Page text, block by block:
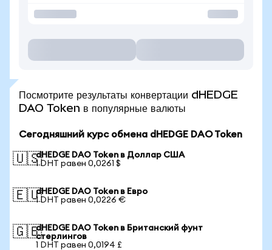
Посмотрите результаты конвертации dHEDGE
DAO Token в популярные валюты
Сегодняшний курс обмена dHEDGE DAO Token
🇺🇸dHEDGE DAO Token в Доллар США
1 DHT равен 0,0261 $
🇪🇺dHEDGE DAO Token в Евро
1 DHT равен 0,0226 €
🇬🇧dHEDGE DAO Token в Британский фунт
стерлингов
1 DHT равен 0,0194 £